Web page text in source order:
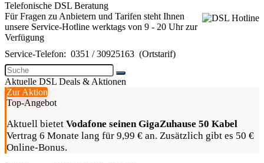
Telefonische DSL Beratung
Für Fragen zu Anbietern und Tarifen steht Ihnen
unsere Service-Hotline werktags von 9 - 20 Uhr zur
Verfügung
Service-Telefon: 0351 / 30925163 (Ortstarif)
Aktuelle DSL Deals & Aktionen
Zur Aktion
Top-Angebot
Aktuell bietet Vodafone seinen GigaZuhause 50 Kabel
Vertrag 6 Monate lang für 9,99 € an. Zusätzlich gibt es 50 €
Online-Bonus.